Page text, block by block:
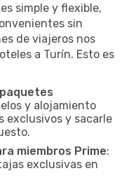
simple y flexible,
sin
de viajeros nos
a Turín. Esto es
y alojamiento
exclusivos y sacarle
miembros Prime:
exclusivas en